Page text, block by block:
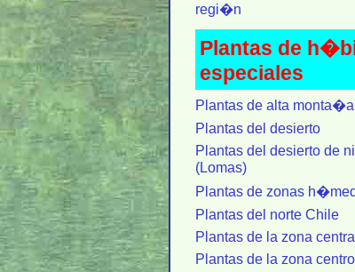
regi�n
Plantas de
especiales
Plantas de alta monta�a
Plantas del desierto
Plantas del desierto de
(Lomas)
Plantas de zonas
Plantas del norte Chile
Plantas de la zona central
Plantas de la zona